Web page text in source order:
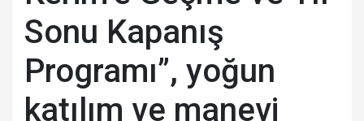
Sonu Kapanış
Programı”, yoğun
katılım ve manevi